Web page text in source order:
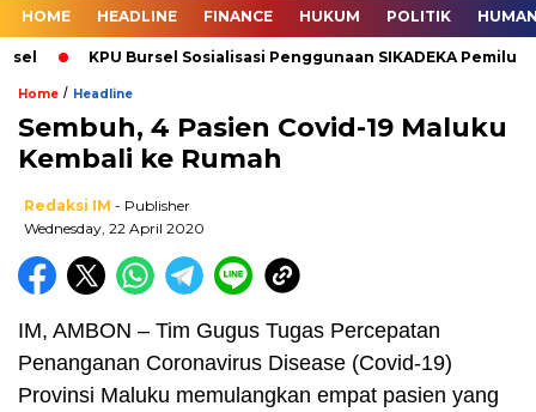
HOME HEADLINE FINANCE HUKUM POLITIK
KPU Bursel Sosialisasi Penggunaan SIKADEKA Pemilu
Home / Headline
Sembuh, 4 Pasien Covid-19 Maluku
Kembali ke Rumah
Redaksi IM - Publisher
Wednesday, 22 April 2020
IM, AMBON – Tim Gugus Tugas Percepatan
Penanganan Coronavirus Disease (Covid-19)
Provinsi Maluku memulangkan empat pasien yang